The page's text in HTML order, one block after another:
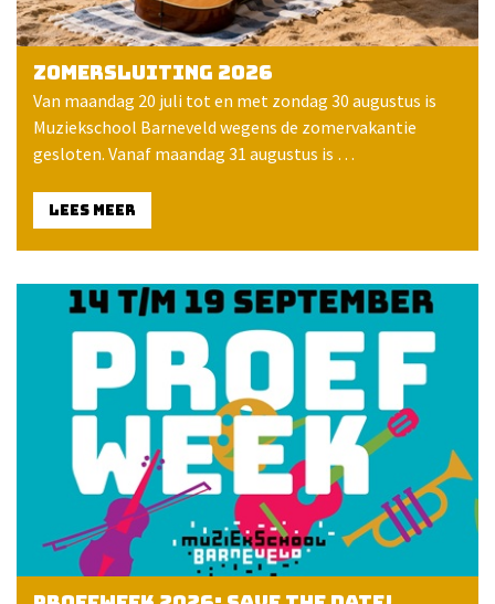
Zomersluiting 2026
Van maandag 20 juli tot en met zondag 30 augustus is
Muziekschool Barneveld wegens de zomervakantie
gesloten. Vanaf maandag 31 augustus is …
LEES MEER